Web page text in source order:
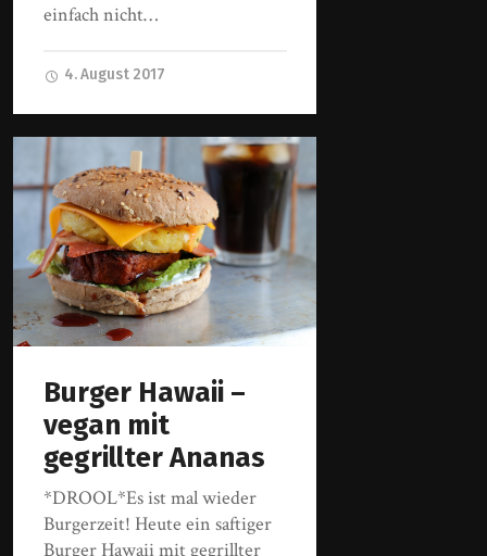
einfach nicht…
4. August 2017
Burger Hawaii –
vegan mit
gegrillter Ananas
*DROOL*Es ist mal wieder
Burgerzeit! Heute ein saftiger
Burger Hawaii mit gegrillter